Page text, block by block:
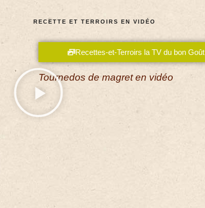
RECETTE ET TERROIRS EN VIDÉO
Recettes-et-Terroirs la TV du bon Goût
Tournedos de magret en vidéo